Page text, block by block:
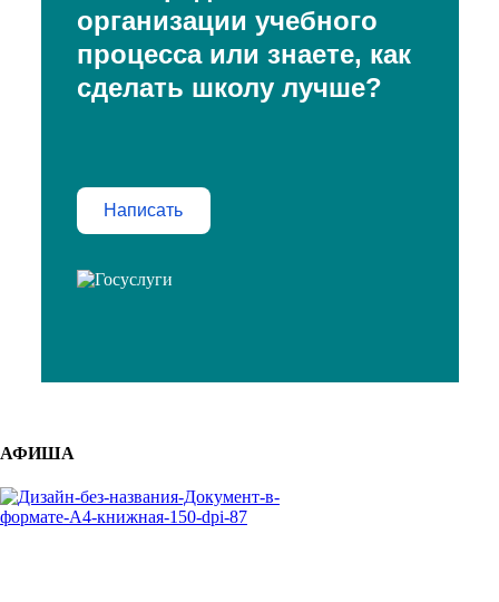
организации учебного
процесса или знаете, как
сделать школу лучше?
Написать
АФИША